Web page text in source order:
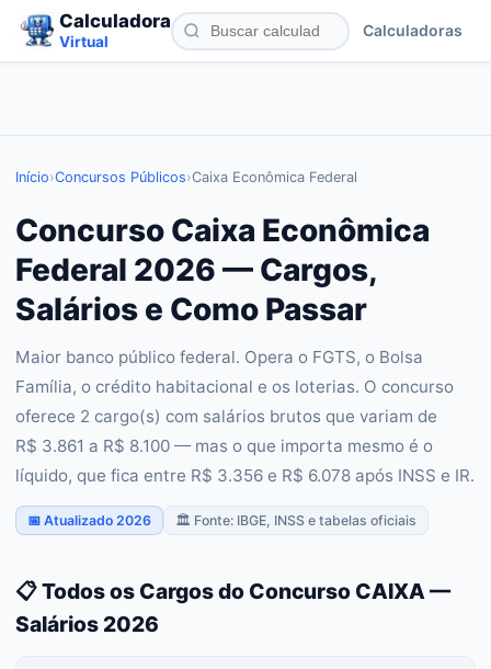
Calculadora
Virtual
Calculadoras
Início›Concursos Públicos›Caixa Econômica Federal
Concurso Caixa Econômica
Federal 2026 — Cargos,
Salários e Como Passar
Maior banco público federal. Opera o FGTS, o Bolsa
Família, o crédito habitacional e os loterias. O concurso
oferece 2 cargo(s) com salários brutos que variam de
R$ 3.861 a R$ 8.100 — mas o que importa mesmo é o
líquido, que fica entre R$ 3.356 e R$ 6.078 após INSS e IR.
📅 Atualizado 2026 🏛️ Fonte: IBGE, INSS e tabelas oficiais
📋 Todos os Cargos do Concurso CAIXA —
Salários 2026